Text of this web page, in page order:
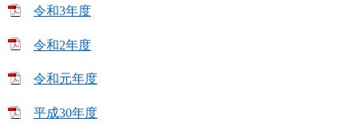
令和3年度
令和2年度
令和元年度
平成30年度